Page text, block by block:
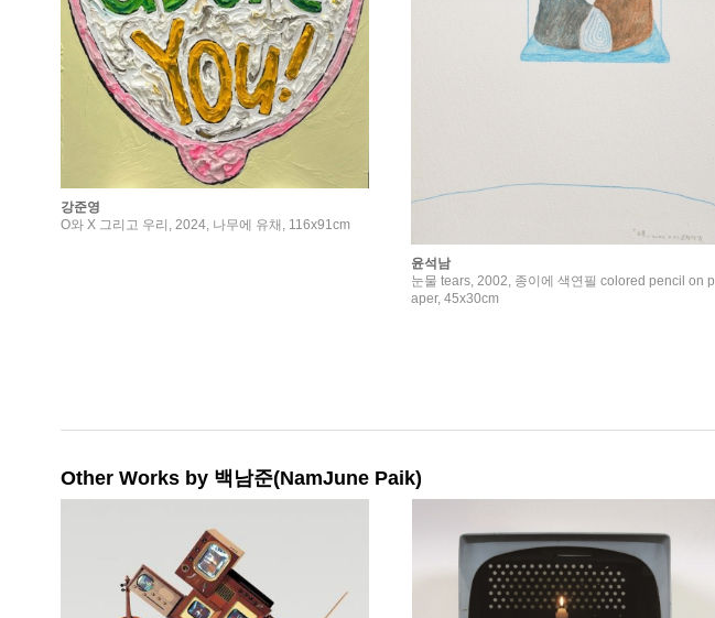
윤석남
눈물 tears, 2002, 종이에 색연필 colored pencil on p
aper, 45x30cm
강준영
O와 X 그리고 우리, 2024, 나무에 유채, 116x91cm
Other Works by 백남준(NamJune Paik)